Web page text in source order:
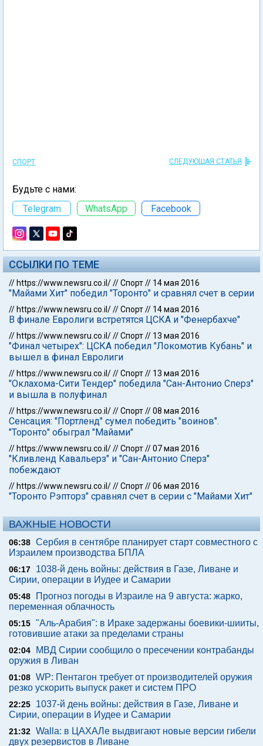
СПОРТ СЛЕДУЮЩАЯ СТАТЬЯ
Будьте с нами:
Telegram
WhatsApp Facebook
ССЫЛКИ ПО ТЕМЕ
// https://www.newsru.co.il///Спорт// 14 мая 2016
"Майами Хит" победил "Торонто" и сравнял счет в серии
// https://www.newsru.co.il///Спорт// 14 мая 2016
В финале Евролиги встретятся ЦСКА и "Фенербахче"
// https://www.newsru.co.il///Спорт// 13 мая 2016
"Финал четырех": ЦСКА победил "Локомотив Кубань" и
вышел в финал Евролиги
// https://www.newsru.co.il///Спорт// 13 мая 2016
"Оклахома-Сити Тендер" победила "Сан-Антонио Сперз"
и вышла в полуфинал
// https://www.newsru.co.il///Спорт//08 мая 2016
Сенсация: "Портленд" сумел победить "воинов".
"Торонто" обыграл "Майами"
// https://www.newsru.co.il///Спорт//07 мая 2016
"Кливленд Кавальерз" и "Сан-Антонио Сперз"
побеждают
// https://www.newsru.co.il///Спорт//06 мая 2016
"Торонто Рэпторз" сравнял счет в серии с "Майами Хит"
ВАЖНЫЕ НОВОСТИ
06:38 Сербия в сентябре планирует старт совместного с
Израилем производства БПЛА
06:17
1038-й день войны: действия в Газе, Ливане и
Сирии, операции в Иудее и Самарии
05:48
Прогноз погоды в Израиле на 9 августа: жарко,
переменная облачность
05:15 "Аль-Арабия": в Ираке задержаны боевики-шииты,
готовившие атаки за пределами страны
02:04
МВД Сирии сообщило о пресечении контрабанды
оружия в Ливан
01:08 WP: Пентагон требует от производителей оружия
резко ускорить выпуск ракет и систем ПРО
22:25
1037-й день войны: действия в Газе, Ливане и
Сирии, операции в Иудее и Самарии
21:32 Walla: в ЦАХАЛе выдвигают новые версии гибели
двух резервистов в Ливане